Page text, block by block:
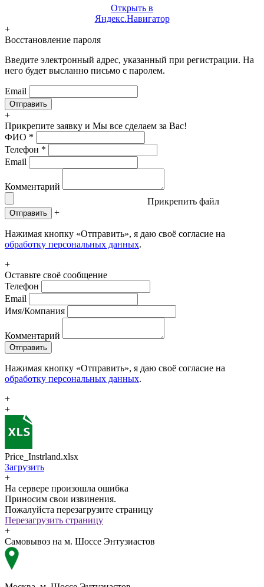
Открыть в
Яндекс.Навигатор
+
Восстановление пароля
Введите электронный адрес, указанный при регистрации. На
него будет высланно письмо с паролем.
Email
+
Прикрепите заявку и Мы все сделаем за Вас!
ФИО *
Телефон *
Email
Комментарий
Прикрепить файл
Отправить +
Нажимая кнопку «Отправить», я даю своё согласие на
обработку персональных данных.
+
Оставьте своё сообщение
Телефон
Email
Имя/Компания
Комментарий
Отправить
Нажимая кнопку «Отправить», я даю своё согласие на
обработку персональных данных.
+
+
Price_Instrland.xlsx
Загрузить
+
На сервере произошла ошибка
Приносим свои извинения.
Пожалуйста перезагрузите страницу
Перезагрузить страницу
+
Самовывоз на м. Шоссе Энтузиастов